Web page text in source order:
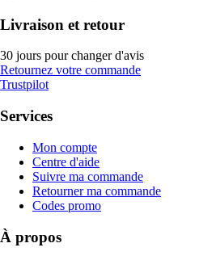
Livraison et retour
30 jours pour changer d'avis
Retournez votre commande
Trustpilot
Services
Mon compte
Centre d'aide
Suivre ma commande
Retourner ma commande
Codes promo
À propos